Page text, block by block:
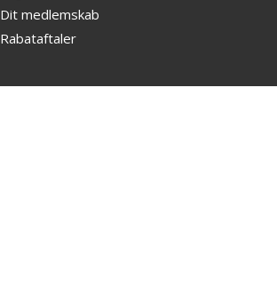
Dit medlemskab
Rabataftaler